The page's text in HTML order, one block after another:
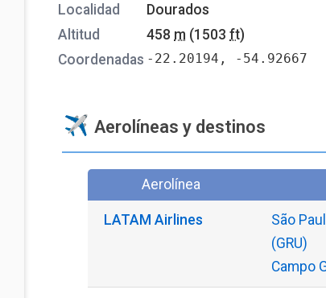
Localidad
Dourados
Altitud
458 m (1503 ft)
Coordenadas -22.20194, -54.92667
Aerolíneas y destinos
Aerolínea
LATAM Airlines
São
(GRU)
Campo